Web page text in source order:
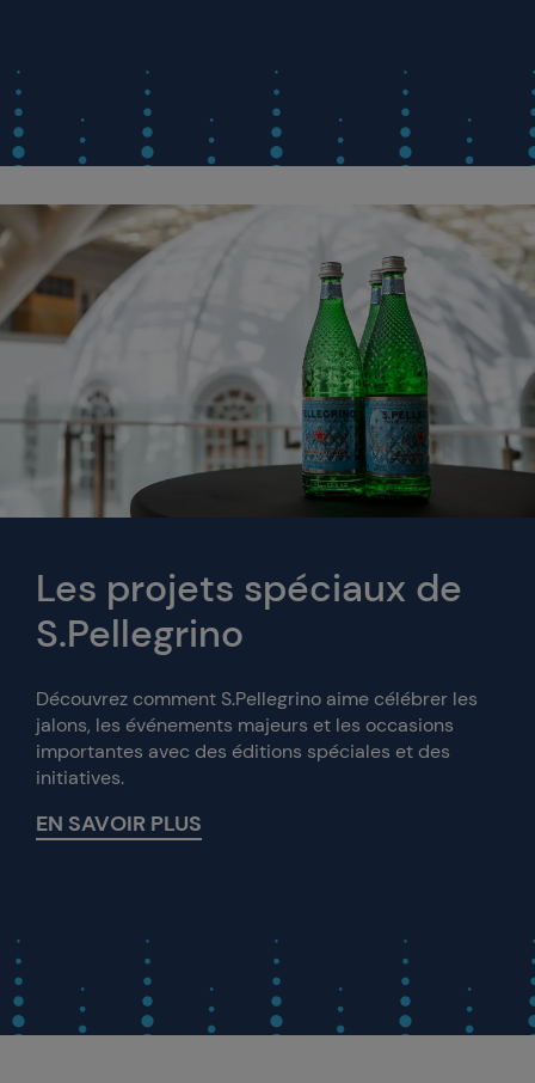
Les projets spéciaux de
S.Pellegrino
Découvrez comment S.Pellegrino aime célébrer les
jalons, les événements majeurs et les occasions
importantes avec des éditions spéciales et des
initiatives.
EN SAVOIR PLUS